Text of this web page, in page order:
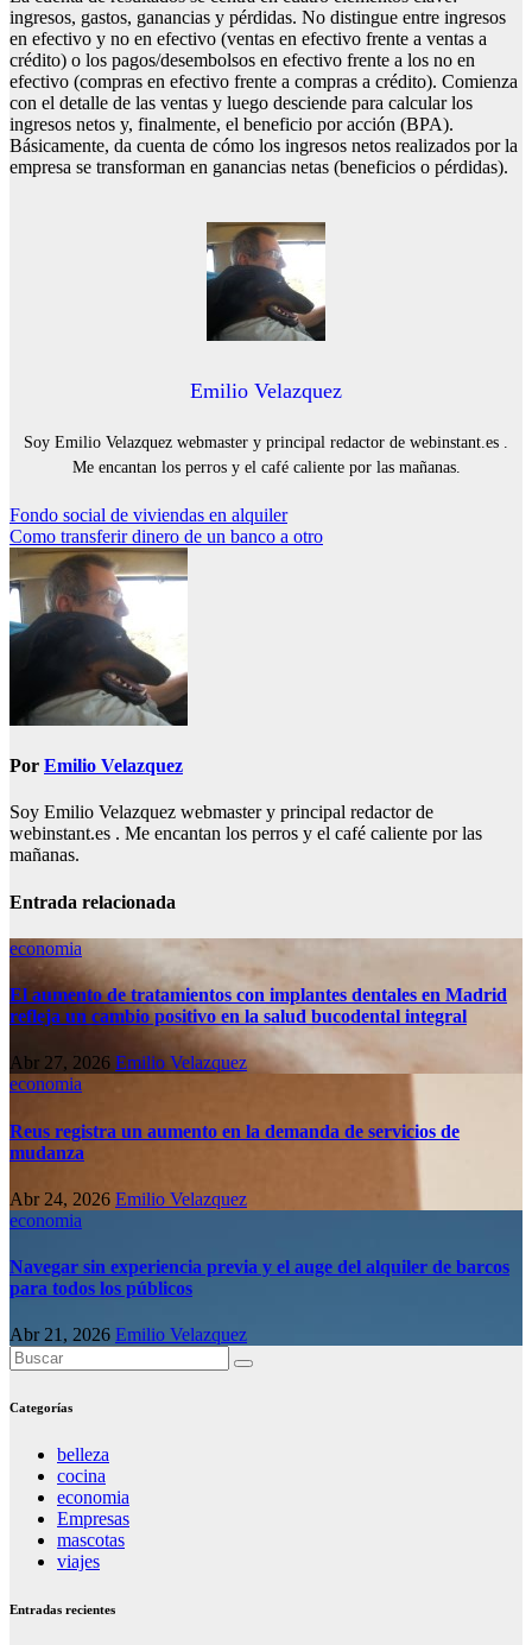
ingresos, gastos, ganancias y pérdidas. No distingue entre ingresos
en efectivo y no en efectivo (ventas en efectivo frente a ventas a
crédito) o los pagos/desembolsos en efectivo frente a los no en
efectivo (compras en efectivo frente a compras a crédito). Comienza
con el detalle de las ventas y luego desciende para calcular los
ingresos netos y, finalmente, el beneficio por acción (BPA).
Básicamente, da cuenta de cómo los ingresos netos realizados por la
empresa se transforman en ganancias netas (beneficios o pérdidas).
Emilio Velazquez
Soy Emilio Velazquez webmaster y principal redactor de webinstant.es .
Me encantan los perros y el café caliente por las mañanas.
Navegación
de
entradas
Fondo social de viviendas en alquiler
Como transferir dinero de un banco a otro
Por Emilio Velazquez
Soy Emilio Velazquez webmaster y principal redactor de
webinstant.es . Me encantan los perros y el café caliente por las
mañanas.
Entrada relacionada
economia
El aumento de tratamientos con implantes dentales en Madrid
refleja un cambio positivo en la salud bucodental integral
Abr 27, 2026 Emilio Velazquez
economia
Reus registra un aumento en la demanda de servicios de
mudanza
Abr 24, 2026 Emilio Velazquez
economia
Navegar sin experiencia previa y el auge del alquiler de barcos
para todos los públicos
Abr 21, 2026 Emilio Velazquez
Categorías
belleza
cocina
economia
Empresas
mascotas
viajes
Entradas recientes